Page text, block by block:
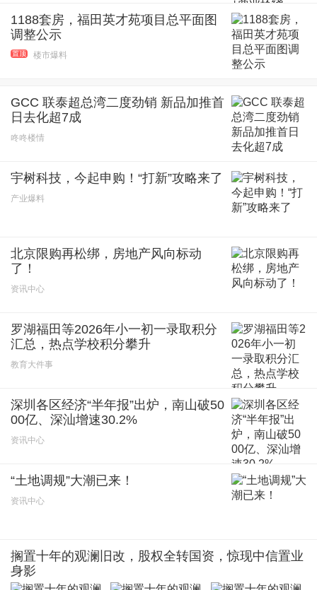
1188套房，福田英才苑项目总平面图
调整公示
置顶 楼市爆料
GCC 联泰超总湾二度劲销 新品加推首
日去化超7成
咚咚楼情
宇树科技，今起申购！“打新”攻略来了
产业爆料
北京限购再松绑，房地产风向标动
了！
资讯中心
罗湖福田等2026年小一初一录取积分
汇总，热点学校积分攀升
教育大件事
深圳各区经济“半年报”出炉，南山破50
00亿、深汕增速30.2%
资讯中心
“土地调规”大潮已来！
资讯中心
搁置十年的观澜旧改，股权全转国资，惊现中信置业
身影